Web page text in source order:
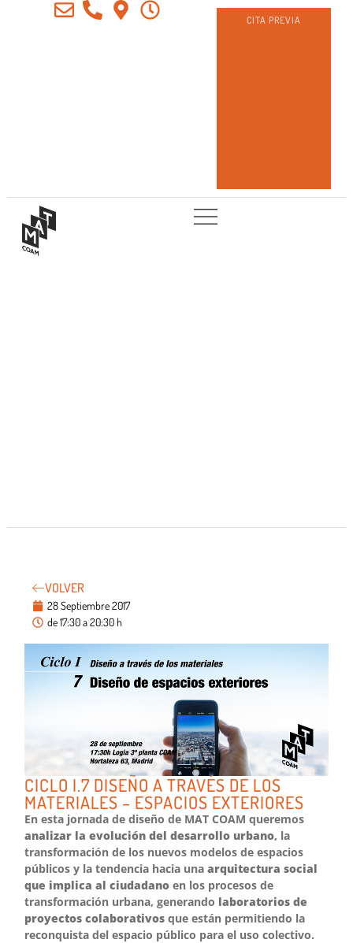
CITA PREVIA
VOLVER
28 Septiembre 2017
de 17:30 a 20:30 h
CICLO I.7 DISEÑO A TRAVÉS DE LOS
MATERIALES – ESPACIOS EXTERIORES
En esta jornada de diseño de MAT COAM queremos
analizar la evolución del desarrollo urbano, la
transformación de los nuevos modelos de espacios
públicos y la tendencia hacia unaarquitectura social
que implica al ciudadano en los procesos de
transformación urbana, generando laboratorios de
proyectos colaborativos que están permitiendo la
reconquista del espacio público para el uso colectivo.